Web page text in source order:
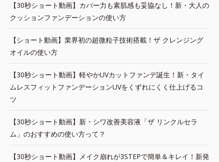
【30秒ショート動画】カバー力も素肌感も妥協なし！新・大人の
クッションファンデーションの使い方
【ショート動画】業界初の超微粒子技術搭載！ザ クレンジング
オイルの使い方
【30秒ショート動画】軽やかUVカットファンデ誕生！新・タイ
ムレスフィットファンデーションUVをくずれにくく仕上げるコ
ツ
【30秒ショート動画】新・シワ改善美容液「ザ リンクルセラ
ム」のおすすめの使い方って？
【30秒ショート動画】メイク崩れが3STEPで簡単＆キレイ！新発